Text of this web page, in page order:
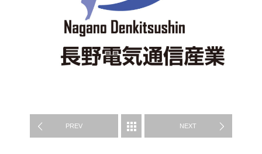
PREV
制作実績 NEXT